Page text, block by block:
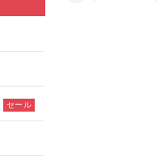
セール